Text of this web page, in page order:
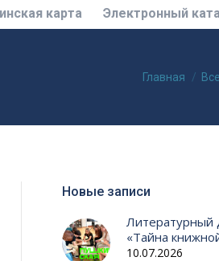
карта Электронный
Вы здесь:
Главная
Новые записи
Литературный
«Тайна
10.07.2026